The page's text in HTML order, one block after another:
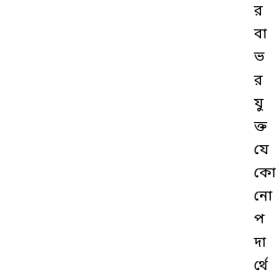
র
বা
ভ
র
যু
ক্ত
যে
কো
নো
প
দা
র্থে